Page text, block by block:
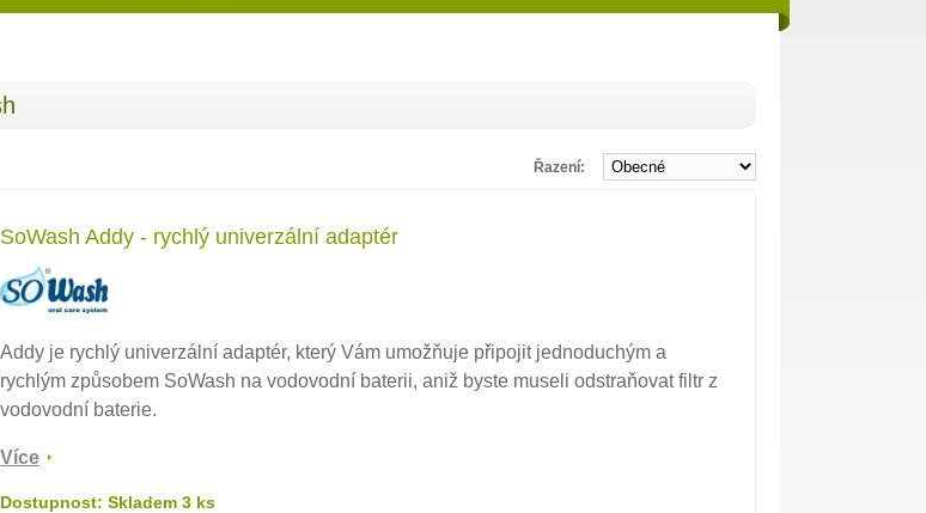
Řazení:
SoWash Addy - rychlý univerzální adaptér
Addy je rychlý univerzální adaptér, který Vám umožňuje připojit jednoduchým a
rychlým způsobem SoWash na vodovodní baterii, aniž byste museli odstraňovat filtr z
vodovodní baterie.
Více
Dostupnost: Skladem 3 ks